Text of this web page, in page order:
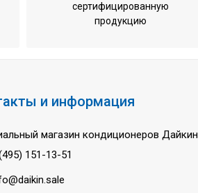
сертифицированную
продукцию
и информация
магазин кондиционеров Дайкин
151-13-51